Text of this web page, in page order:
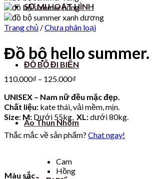
SƠ MI HOẠT HÌNH
ĐỒ BỘ ĐI BIỂN
Áo Thun Nhóm
Trang chủ /Chưa phân loại
Đồ bộ hello summer.
110.000₫ – 125.000₫
UNISEX – Nam nữ đều mặc đẹp.
Chất liệu: kate thái, vải mềm, mịn.
Size: M: Dưới 55kg, XL:dưới 80kg.
Thắc mắc về sản phẩm? Chat ngay!
Màu sắc
Cam
Hồng